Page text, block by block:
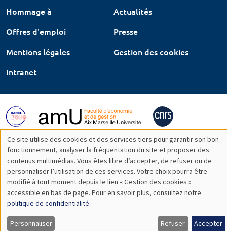
Hommage à
Actualités
Offres d'emploi
Presse
Mentions légales
Gestion des cookies
Intranet
Utilisation
des
données
personnelles
et
Ce site utilise des cookies et des services tiers pour garantir son bon
fonctionnement, analyser la fréquentation du site et proposer des
contenus multimédias. Vous êtes libre d’accepter, de refuser ou de
personnaliser l’utilisation de ces services. Votre choix pourra être
modifié à tout moment depuis le lien « Gestion des cookies »
accessible en bas de page. Pour en savoir plus, consultez notre
politique de confidentialité.
Personnaliser Refuser Accepter